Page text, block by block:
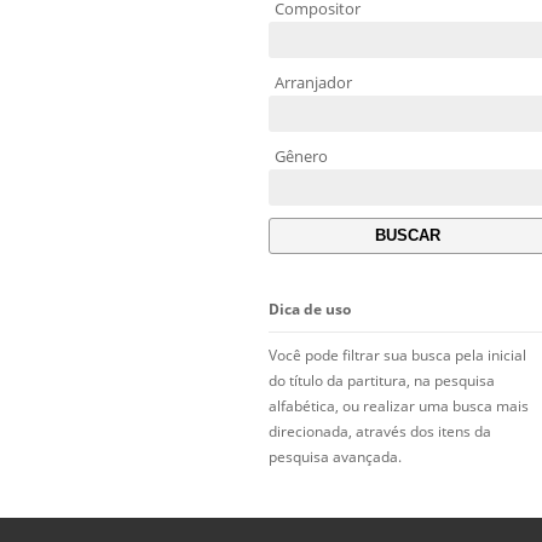
Compositor
Arranjador
Gênero
Dica de uso
Você pode filtrar sua busca pela inicial
do título da partitura, na pesquisa
alfabética, ou realizar uma busca mais
direcionada, através dos itens da
pesquisa avançada.